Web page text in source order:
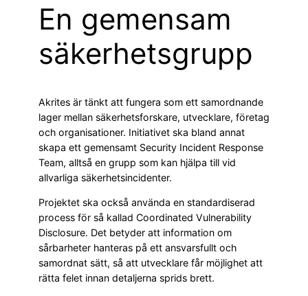
En gemensam
säkerhetsgrupp
Akrites är tänkt att fungera som ett samordnande
lager mellan säkerhetsforskare, utvecklare, företag
och organisationer. Initiativet ska bland annat
skapa ett gemensamt Security Incident Response
Team, alltså en grupp som kan hjälpa till vid
allvarliga säkerhetsincidenter.
Projektet ska också använda en standardiserad
process för så kallad Coordinated Vulnerability
Disclosure. Det betyder att information om
sårbarheter hanteras på ett ansvarsfullt och
samordnat sätt, så att utvecklare får möjlighet att
rätta felet innan detaljerna sprids brett.